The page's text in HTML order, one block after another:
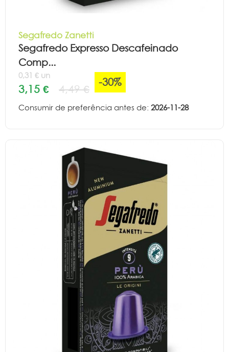
Segafredo Zanetti
Segafredo Expresso Descafeinado
Comp...
0,31 € un
3,15 € 4,49 €
-30%
Consumir de preferência antes de: 2026-11-28